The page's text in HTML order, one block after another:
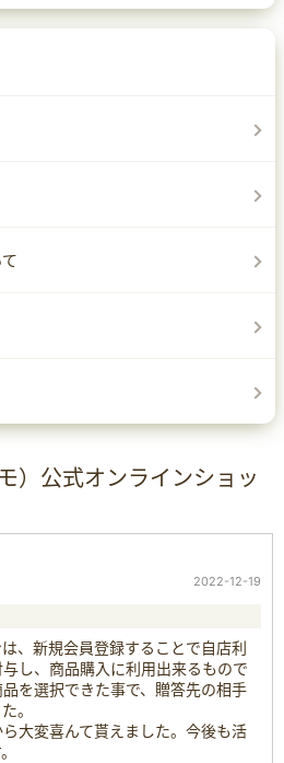
）公式オンラインショッ
2022-12-19
、新規会員登録することで自店利
し、商品購入に利用出来るもので
を選択できた事で、贈答先の相手
。
大変喜んて貰えました。今後も活